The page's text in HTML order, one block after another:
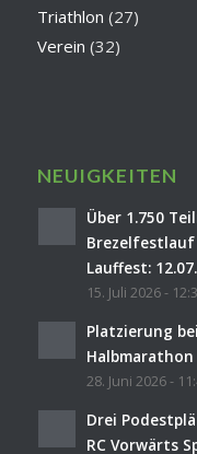
Triathlon (27)
Verein (32)
NEUIGKEITEN
Über 1.750
Lauffest:
15. Juli 2026 -
Platzierung
28. Juni 2026 -
Drei
RC Vorwärts